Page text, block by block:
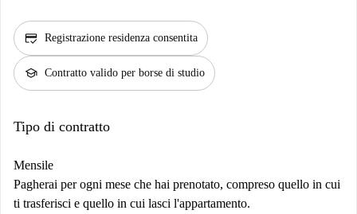
credit_score Registrazione residenza consentita
school Contratto valido per borse di studio
Tipo di contratto
Mensile
Pagherai per ogni mese che hai prenotato, compreso quello in cui
ti trasferisci e quello in cui lasci l'appartamento.